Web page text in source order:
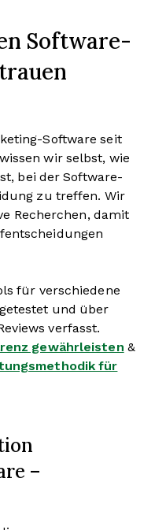
Software-
Software seit
wir selbst, wie
bei der Software-
zu treffen. Wir
Recherchen, damit
für verschiedene
und über
verfasst.
gewährleisten &
für
–